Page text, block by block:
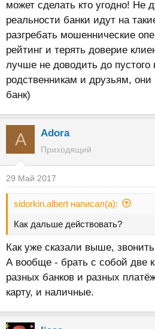
может сделать кто угодно! Не
реальности банки идут на
разгребать мошеннические
рейтинг и терять доверие
лучше не доводить до пустого
родственникам и друзьям,
банк)
A Adora
Приходящий
29 Май 2017
sidorkin.albert написал(а):
Как дальше действовать?
Как уже сказали выше,
А вообще - брать с собой две
разных банков и разных
карту, и наличные.